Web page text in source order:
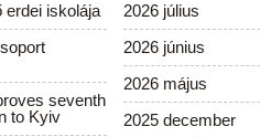
erdei iskolája
seventh
to Kyiv
2026 július
2026 június
2026 május
2025 december